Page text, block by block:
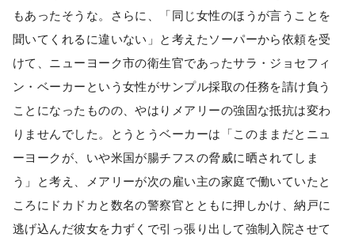
もあったそうな。さらに、「同じ女性のほうが言うことを
聞いてくれるに違いない」と考えたソーパーから依頼を受
けて、ニューヨーク市の衛生官であったサラ・ジョセフィ
ン・ベーカーという女性がサンプル採取の任務を請け負う
ことになったものの、やはりメアリーの強固な抵抗は変わ
りませんでした。とうとうベーカーは「このままだとニュ
ーヨークが、いや米国が腸チフスの脅威に晒されてしま
う」と考え、メアリーが次の雇い主の家庭で働いていたと
ころにドカドカと数名の警察官とともに押しかけ、納戸に
逃げ込んだ彼女を力ずくで引っ張り出して強制入院させて